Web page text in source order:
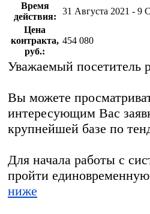
Время
действия:
31 Августа 2021 - 9
Цена
контракта,
руб.:
454 080
Уважаемый посетитель
Вы можете
интересующим Вас
крупнейшей базе по
Для начала работы с
пройти
ниже